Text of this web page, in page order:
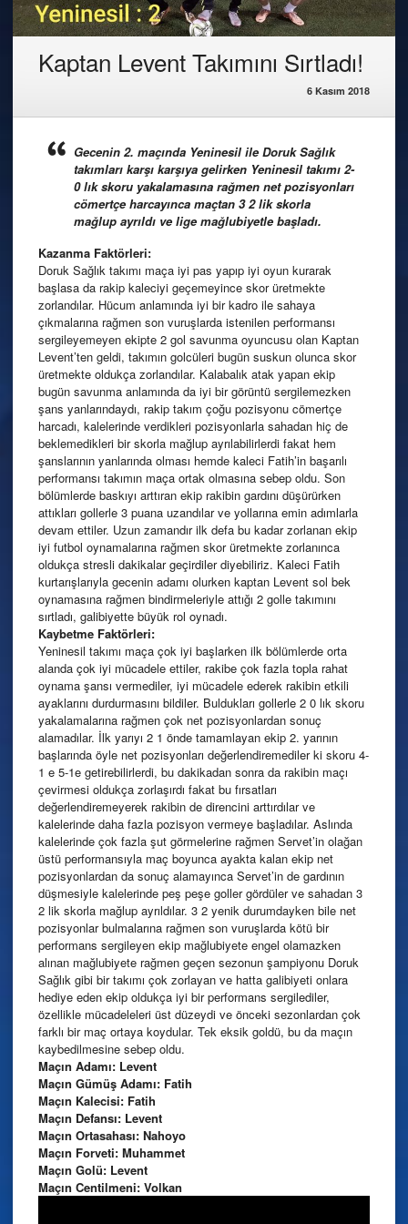
Kaptan Levent Takımını Sırtladı!
6 Kasım 2018
Gecenin 2. maçında Yeninesil ile Doruk Sağlık
takımları karşı karşıya gelirken Yeninesil takımı 2-
0 lık skoru yakalamasına rağmen net pozisyonları
cömertçe harcayınca maçtan 3 2 lik skorla
mağlup ayrıldı ve lige mağlubiyetle başladı.
Kazanma Faktörleri:
Doruk Sağlık takımı maça iyi pas yapıp iyi oyun kurarak
başlasa da rakip kaleciyi geçemeyince skor üretmekte
zorlandılar. Hücum anlamında iyi bir kadro ile sahaya
çıkmalarına rağmen son vuruşlarda istenilen performansı
sergileyemeyen ekipte 2 gol savunma oyuncusu olan Kaptan
Levent’ten geldi, takımın golcüleri bugün suskun olunca skor
üretmekte oldukça zorlandılar. Kalabalık atak yapan ekip
bugün savunma anlamında da iyi bir görüntü sergilemezken
şans yanlarındaydı, rakip takım çoğu pozisyonu cömertçe
harcadı, kalelerinde verdikleri pozisyonlarla sahadan hiç de
beklemedikleri bir skorla mağlup ayrılabilirlerdi fakat hem
şanslarının yanlarında olması hemde kaleci Fatih’in başarılı
performansı takımın maça ortak olmasına sebep oldu. Son
bölümlerde baskıyı arttıran ekip rakibin gardını düşürürken
attıkları gollerle 3 puana uzandılar ve yollarına emin adımlarla
devam ettiler. Uzun zamandır ilk defa bu kadar zorlanan ekip
iyi futbol oynamalarına rağmen skor üretmekte zorlanınca
oldukça stresli dakikalar geçirdiler diyebiliriz. Kaleci Fatih
kurtarışlarıyla gecenin adamı olurken kaptan Levent sol bek
oynamasına rağmen bindirmeleriyle attığı 2 golle takımını
sırtladı, galibiyette büyük rol oynadı.
Kaybetme Faktörleri:
Yeninesil takımı maça çok iyi başlarken ilk bölümlerde orta
alanda çok iyi mücadele ettiler, rakibe çok fazla topla rahat
oynama şansı vermediler, iyi mücadele ederek rakibin etkili
ayaklarını durdurmasını bildiler. Buldukları gollerle 2 0 lık skoru
yakalamalarına rağmen çok net pozisyonlardan sonuç
alamadılar. İlk yarıyı 2 1 önde tamamlayan ekip 2. yarının
başlarında öyle net pozisyonları değerlendiremediler ki skoru 4-
1 e 5-1e getirebilirlerdi, bu dakikadan sonra da rakibin maçı
çevirmesi oldukça zorlaşırdı fakat bu fırsatları
değerlendiremeyerek rakibin de direncini arttırdılar ve
kalelerinde daha fazla pozisyon vermeye başladılar. Aslında
kalelerinde çok fazla şut görmelerine rağmen Servet’in olağan
üstü performansıyla maç boyunca ayakta kalan ekip net
pozisyonlardan da sonuç alamayınca Servet’in de gardının
düşmesiyle kalelerinde peş peşe goller gördüler ve sahadan 3
2 lik skorla mağlup ayrıldılar. 3 2 yenik durumdayken bile net
pozisyonlar bulmalarına rağmen son vuruşlarda kötü bir
performans sergileyen ekip mağlubiyete engel olamazken
alınan mağlubiyete rağmen geçen sezonun şampiyonu Doruk
Sağlık gibi bir takımı çok zorlayan ve hatta galibiyeti onlara
hediye eden ekip oldukça iyi bir performans sergilediler,
özellikle mücadeleleri üst düzeydi ve önceki sezonlardan çok
farklı bir maç ortaya koydular. Tek eksik goldü, bu da maçın
kaybedilmesine sebep oldu.
Maçın Adamı: Levent
Maçın Gümüş Adamı: Fatih
Maçın Kalecisi: Fatih
Maçın Defansı: Levent
Maçın Ortasahası: Nahoyo
Maçın Forveti: Muhammet
Maçın Golü: Levent
Maçın Centilmeni: Volkan